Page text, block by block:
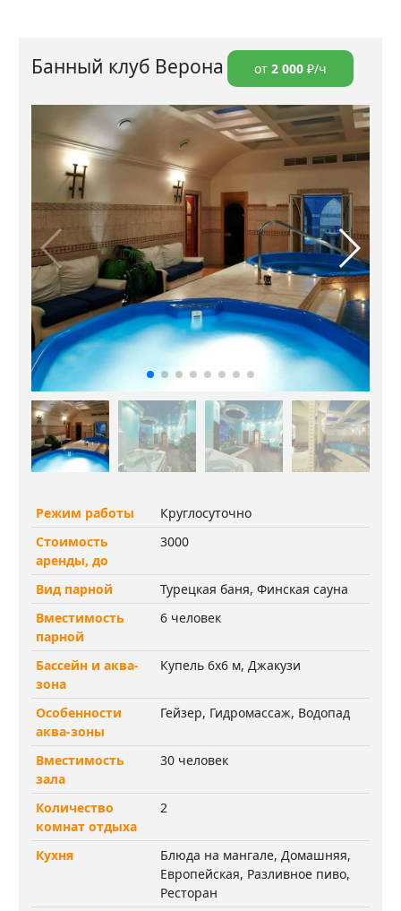
Банный клуб Верона от 2 000 ₽/ч
Режим работы
Круглосуточно
Стоимость
аренды, до
3000
Вид парной
Турецкая баня, Финская сауна
Вместимость
парной
6 человек
Бассейн и аква-
зона
Купель 6х6 м, Джакузи
Особенности
аква-зоны
Гейзер, Гидромассаж, Водопад
Вместимость
зала
30 человек
Количество
комнат отдыха
2
Кухня
Блюда на мангале, Домашняя,
Европейская, Разливное пиво,
Ресторан